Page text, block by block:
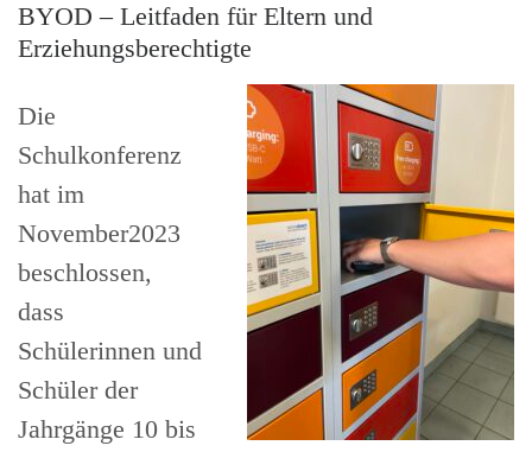
BYOD – Leitfaden für Eltern und
Erziehungsberechtigte
Die
Schulkonferenz
hat im
November2023
beschlossen,
dass
Schülerinnen und
Schüler der
Jahrgänge 10 bis